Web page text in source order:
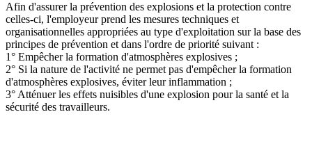
Afin d'assurer la prévention des explosions et la protection contre
celles-ci, l'employeur prend les mesures techniques et
organisationnelles appropriées au type d'exploitation sur la base des
principes de prévention et dans l'ordre de priorité suivant :
1° Empêcher la formation d'atmosphères explosives ;
2° Si la nature de l'activité ne permet pas d'empêcher la formation
d'atmosphères explosives, éviter leur inflammation ;
3° Atténuer les effets nuisibles d'une explosion pour la santé et la
sécurité des travailleurs.